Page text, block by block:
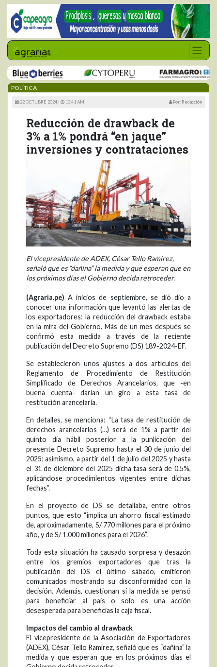
POLÍTICA
22 OCTUBRE 2024 | 10:41 AM Por: Redacción
Reducción de drawback de
3% a 1% pondrá “en jaque”
inversiones y contrataciones
El vicepresidente de ADEX, César Tello Ramírez,
señaló que es “dañina” la medida y que esperan que en
los próximos días el Gobierno decida retroceder.
(Agraria.pe)A inicios de septiembre, se dió dio a
conocer una información que levantó las alertas de
los exportadores: la reducción del drawback estaba
en la mira del Gobierno. Más de un mes después se
confirmó esta medida a través de la reciente
publicación del Decreto Supremo (DS) 189-2024-EF.
Se establecieron unos ajustes a dos artículos del
Reglamento de Procedimiento de Restitución
Simplificado de Derechos Arancelarios, que -en
buena cuenta- darían un giro a esta tasa de
restitución arancelaria.
En detalles, se menciona: “La tasa de restitución de
derechos arancelarios (…) será de 1% a partir del
quinto día hábil posterior a la punlicación del
presente Decreto Supremo hasta el 30 de junio del
2025; asimismo, a partir del 1 de julio del 2025 y hasta
el 31 de diciembre del 2025 dicha tasa será de 0.5%,
aplicándose procedimientos vigentes entre dichas
fechas”.
En el proyecto de DS se detallaba, entre otros
puntos, que esto “implica un ahorro fiscal estimado
de, aproximadamente, S/ 770 millones para el próximo
año, y de S/ 1.000 millones para el 2026”.
Toda esta situación ha causado sorpresa y desazón
entre los gremios exportadores que tras la
publicación del DS el último sábado, emitieron
comunicados mostrando su disconformidad con la
decisión. Además, cuestionan si la medida se pensó
para beneficiar al país o solo es una acción
desesperada para beneficias la caja fiscal.
Impactos del cambio al drawback
El vicepresidente de la Asociación de Exportadores
(ADEX), César Tello Ramírez, señaló que es “dañina” la
medida y que esperan que en los próximos días el